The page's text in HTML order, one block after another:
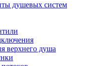
душевых систем
верхнего душа